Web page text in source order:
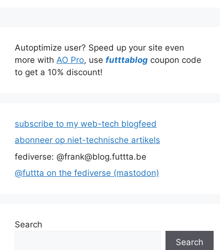
Autoptimize user? Speed up your site even
more with AO Pro, use futttablog coupon code
to get a 10% discount!
subscribe to my web-tech blogfeed
abonneer op niet-technische artikels
fediverse: @frank@blog.futtta.be
@futtta on the fediverse (mastodon)
Search
Search